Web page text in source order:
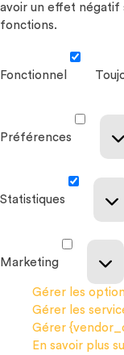
avoir un effet négatif
fonctions.
Fonctionnel
Préférences
Statistiques
Marketing
Gérer les
Gérer les
Gérer
En savoir plus